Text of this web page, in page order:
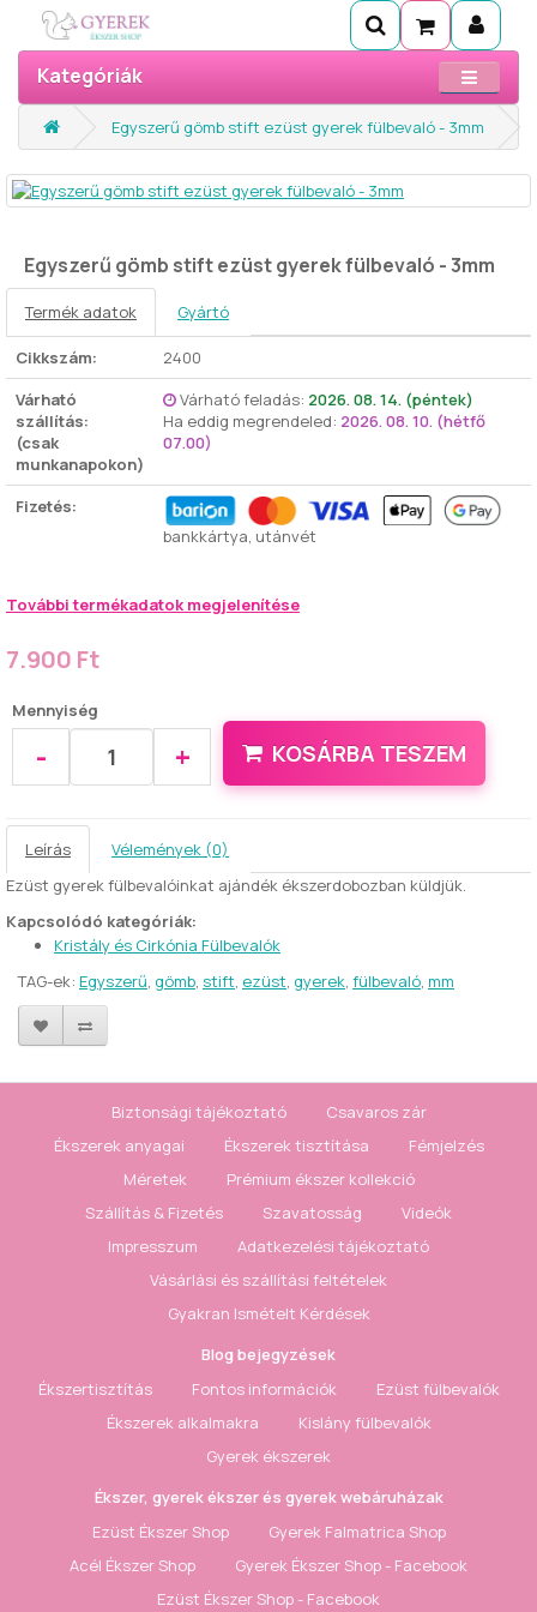
Kategóriák
Egyszerű gömb stift ezüst gyerek fülbevaló - 3mm
Egyszerű gömb stift ezüst gyerek fülbevaló - 3mm
Termék adatok Gyártó
Cikkszám:
2400
Várható
szállítás:
(csak
munkanapokon)
Várható feladás: 2026. 08. 14. (péntek)
Ha eddig megrendeled: 2026. 08. 10. (hétfő
07.00)
Fizetés:
bankkártya, utánvét
További termékadatok megjelenítése
7.900 Ft
Mennyiség
- + KOSÁRBA TESZEM
Leírás
Vélemények (0)
Ezüst gyerek fülbevalóinkat ajándék ékszerdobozban küldjük.
Kapcsolódó kategóriák:
Kristály és Cirkónia Fülbevalók
TAG-ek: Egyszerű, gömb, stift, ezüst, gyerek, fülbevaló, mm
Biztonsági tájékoztató
Csavaros zár
Ékszerek anyagai
Ékszerek tisztítása
Fémjelzés
Méretek
Prémium ékszer kollekció
Szállítás & Fizetés
Szavatosság
Videók
Impresszum
Adatkezelési tájékoztató
Vásárlási és szállítási feltételek
Gyakran Ismételt Kérdések
Blog bejegyzések
Ékszertisztítás
Fontos információk
Ezüst fülbevalók
Ékszerek alkalmakra
Kislány fülbevalók
Gyerek ékszerek
Ékszer, gyerek ékszer és gyerek webáruházak
Ezüst Ékszer Shop
Gyerek Falmatrica Shop
Acél Ékszer Shop
Gyerek Ékszer Shop - Facebook
Ezüst Ékszer Shop - Facebook